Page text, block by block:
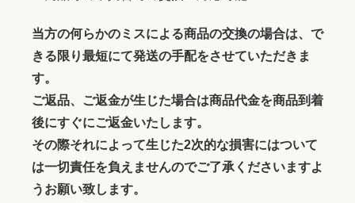
当方の何らかのミスによる商品の交換の場合は、で
きる限り最短にて発送の手配をさせていただきま
す。
ご返品、ご返金が生じた場合は商品代金を商品到着
後にすぐにご返金いたします。
その際それによって生じた2次的な損害にはついて
は一切責任を負えませんのでご了承くださいますよ
うお願い致します。